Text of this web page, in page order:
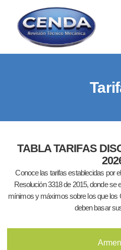
TABLA TARIFAS
Conoce las tarifas establecidas por
Resolución 3318 de 2015, donde se
mínimos y máximos sobre los que los
deben basar